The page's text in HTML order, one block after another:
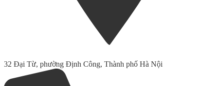
32 Đại Từ, phường Định Công, Thành phố Hà Nội